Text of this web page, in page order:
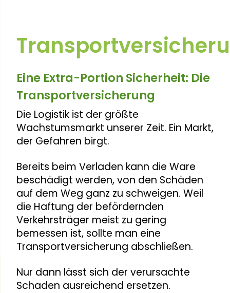
Eine Extra-Portion Sicherheit: Die
Transportversicherung
Die Logistik ist der größte
Wachstumsmarkt unserer Zeit. Ein Markt,
der Gefahren birgt.
Bereits beim Verladen kann die Ware
beschädigt werden, von den Schäden
auf dem Weg ganz zu schweigen. Weil
die Haftung der befördernden
Verkehrsträger meist zu gering
bemessen ist, sollte man eine
Transportversicherung abschließen.
Nur dann lässt sich der verursachte
Schaden ausreichend ersetzen.